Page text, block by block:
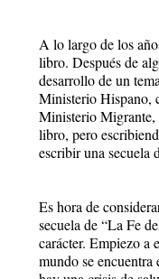
A lo largo de los
libro. Después de
desarrollo de un
Ministerio Hispano,
Ministerio Migrante,
libro, pero
escribir una secuela
Es hora de
secuela de “La Fe
carácter. Empiezo a
mundo se